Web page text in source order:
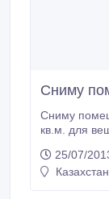
Сниму
Сниму
кв.м. для
25/07/